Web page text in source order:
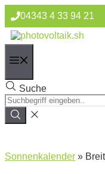
Zum
Inhalt
springen
04343 4 33 94 21
Suche
Sonnenkalender »